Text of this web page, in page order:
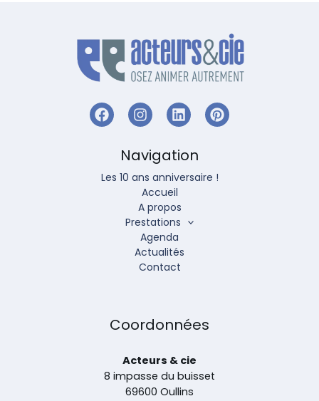
Navigation
Les 10 ans anniversaire !
Accueil
A propos
Prestations
Agenda
Actualités
Contact
Coordonnées
Acteurs & cie
8 impasse du buisset
69600 Oullins